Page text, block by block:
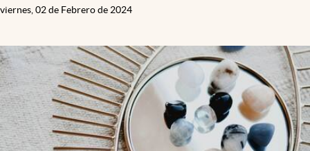
viernes, 02 de Febrero de 2024